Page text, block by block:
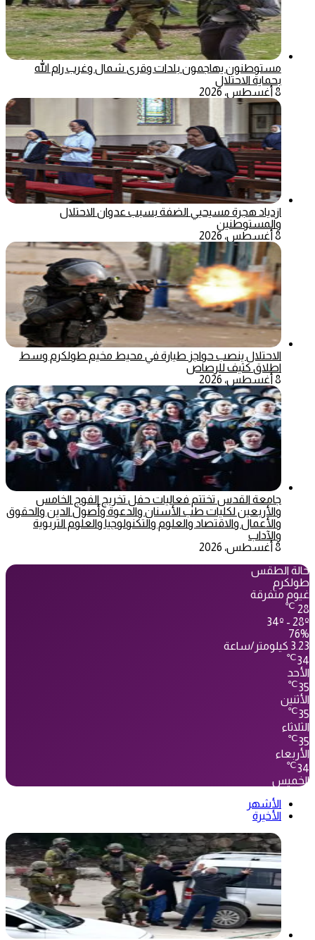
مستوطنون يهاجمون بلدات وقرى شمال وغرب رام الله
بحماية الاحتلال
8 أغسطس، 2026
ازدياد هجرة مسيحيي الضفة بسبب عدوان الاحتلال
والمستوطنين
8 أغسطس، 2026
الاحتلال ينصب حواجز طيارة في محيط مخيم طولكرم وسط
اطلاق كثيف للرصاص
8 أغسطس، 2026
جامعة القدس تختتم فعاليات حفل تخريج الفوج الخامس
والأربعين لكليات طب الأسنان والدعوة وأصول الدين والحقوق
والأعمال والاقتصاد والعلوم والتكنولوجيا والعلوم التربوية
والآداب
8 أغسطس، 2026
حالة الطقس
طولكرم
غيوم متفرقة
28
℃
34º - 28º
76%
3.23 كيلومتر/ساعة
34
℃
الأحد
35
℃
الأثنين
35
℃
الثلاثاء
35
℃
الأربعاء
34
℃
الخميس
الأشهر
الأخيرة